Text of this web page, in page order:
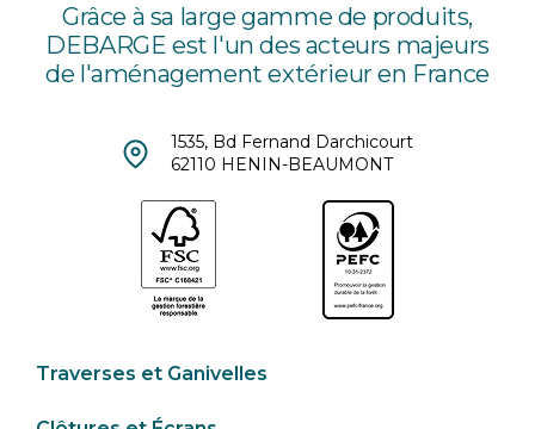
Grâce à sa large gamme de produits,
DEBARGE est l'un des acteurs majeurs
de l'aménagement extérieur en France
1535, Bd Fernand Darchicourt
62110 HENIN-BEAUMONT
Traverses et Ganivelles